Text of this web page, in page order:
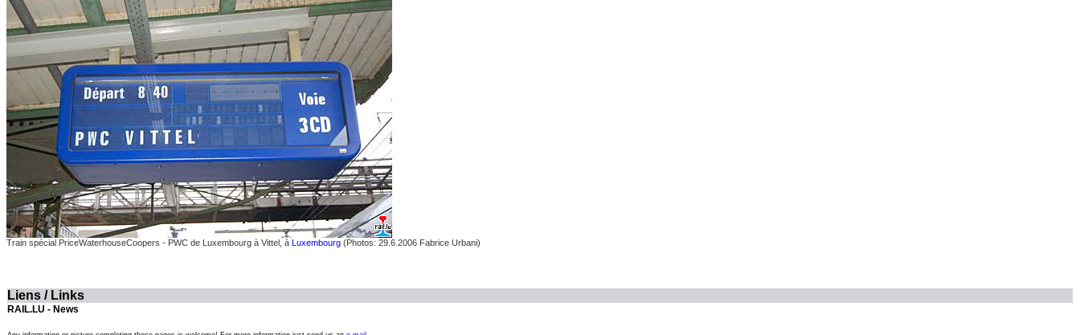
Train spécial PriceWaterhouseCoopers - PWC de Luxembourg à Vittel, à Luxembourg (Photos: 29.6.2006 Fabrice Urbani)
Liens / Links
RAIL.LU - News